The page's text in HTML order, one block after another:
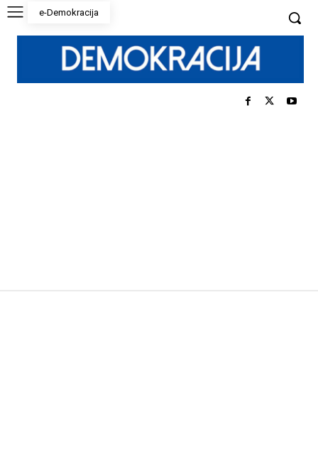
e-Demokracija